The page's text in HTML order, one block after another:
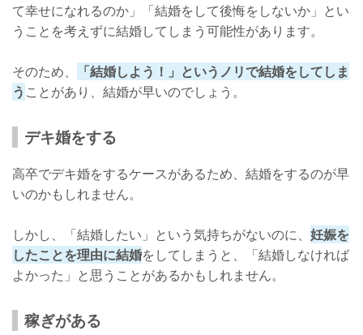
て幸せになれるのか」「結婚をして後悔をしないか」とい
うことを考えずに結婚してしまう可能性があります。
そのため、
「結婚しよう！」というノリで結婚をしてしま
う ことがあり、結婚が早いのでしょう。
デキ婚をする
高卒でデキ婚をするケースがあるため、結婚をするのが早
いのかもしれません。
しかし、「結婚したい」という気持ちがないのに、 妊娠を
したことを理由に結婚をしてしまうと、「結婚しなければ
よかった」と思うことがあるかもしれません。
稼ぎがある